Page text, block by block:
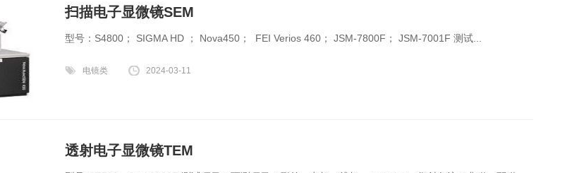
扫描电子显微镜SEM
型号：S4800； SIGMA HD ； Nova450； FEI Verios 460； JSM-7800F； JSM-7001F 测试...
电镜类 2024-03-11
透射电子显微镜TEM